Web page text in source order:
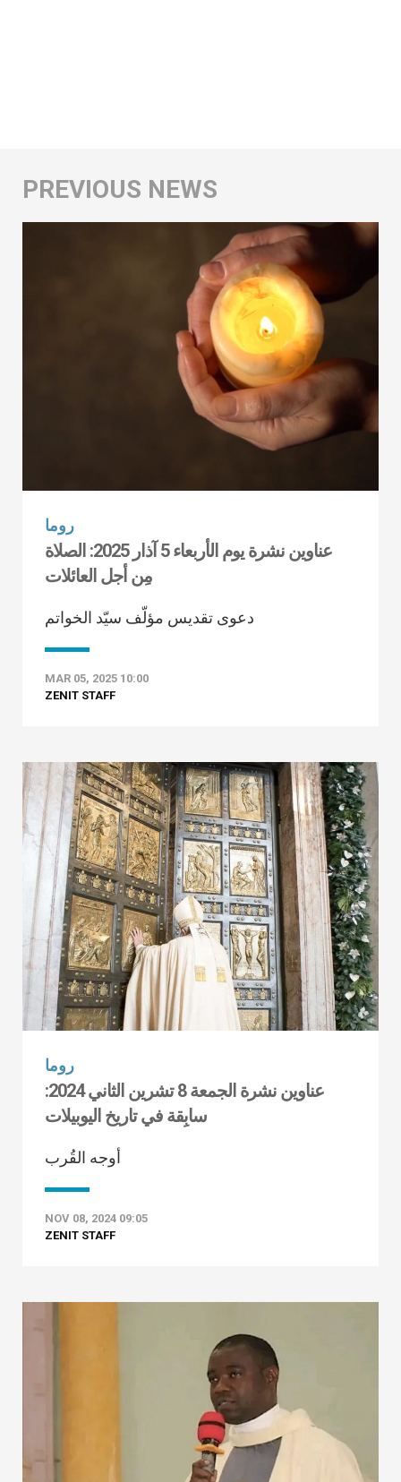
روما
عناوين نشرة يوم الأربعاء 5 آذار 2025: الصلاة
مِن أجل العائلات
دعوى تقديس مؤلّف سيّد الخواتم
MAR 05, 2025 10:00
ZENIT STAFF
روما
عناوين نشرة الجمعة 8 تشرين الثاني 2024:
سابِقة في تاريخ اليوبيلات
أوجه القُرب
NOV 08, 2024 09:05
ZENIT STAFF